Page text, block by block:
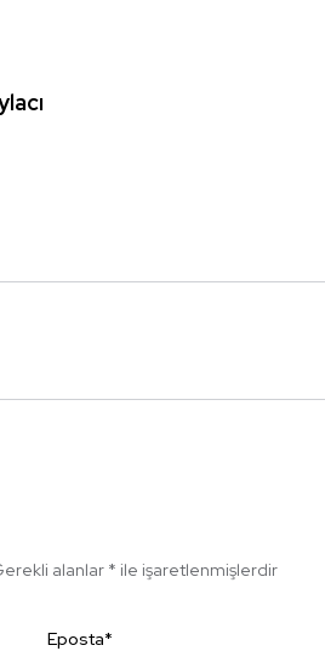
alanlar * ile işaretlenmişlerdir
Eposta*